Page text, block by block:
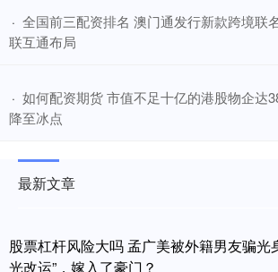
· 全国前三配资排名 澳门通发行新款跨境联
联互通布局
· 如何配资期货 市值不足十亿的港股物企达
降至冰点
最新文章
股票杠杆风险大吗 孟广美被外籍男友骗光
光改运”，嫁入了豪门？